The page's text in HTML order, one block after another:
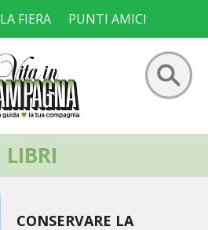
LA FIERA PUNTI AMICI
LIBRI
CONSERVARE LA